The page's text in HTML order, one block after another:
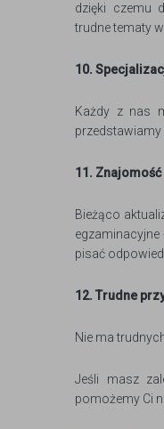
dzięki czemu
trudne tematy
10.
Każdy z nas
11.
Bieżąco
pisać
12. Trudne
Nie ma
Jeśli masz
pomożemy Ci